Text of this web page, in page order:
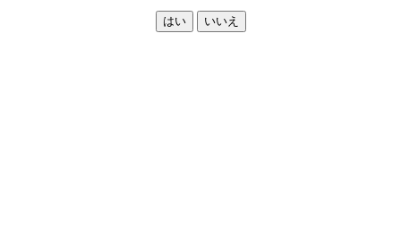
はい いいえ